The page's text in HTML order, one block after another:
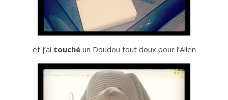
et j’ai touchéun Doudou tout doux pour l’Alien